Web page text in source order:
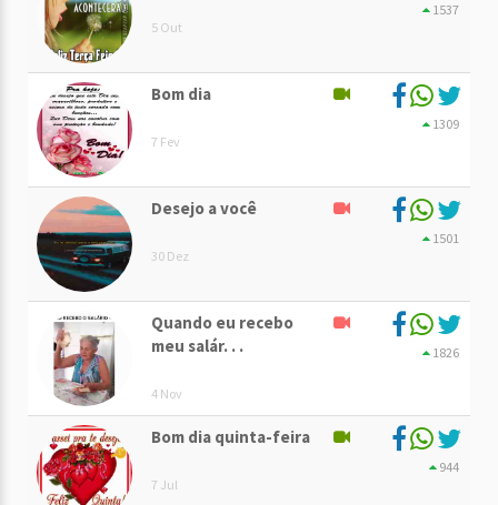
5 Out
1537
Bom dia
7 Fev
1309
Desejo a você
30 Dez
1501
Quando eu recebo
meu salár. . .
4 Nov
1826
Bom dia quinta-feira
7 Jul
944